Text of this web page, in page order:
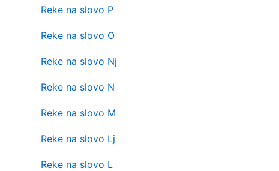
Reke na slovo P
Reke na slovo O
Reke na slovo Nj
Reke na slovo N
Reke na slovo M
Reke na slovo Lj
Reke na slovo L